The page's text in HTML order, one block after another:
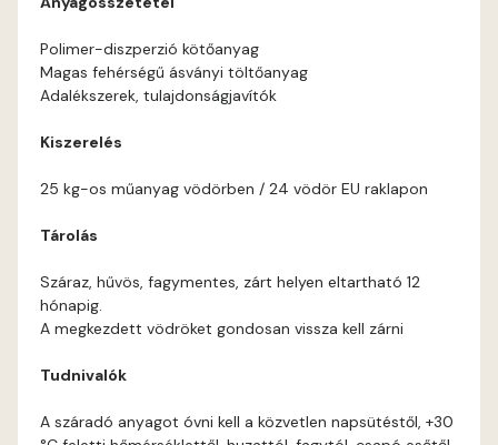
Date-brown E
Fern E
Grass-green E
Polimer-diszperzió kötőanyag
Magas fehérségű ásványi töltőanyag
Adalékszerek, tulajdonságjavítók
Kiszerelés
25 kg-os műanyag vödörben / 24 vödör EU raklapon
Tárolás
Száraz, hűvös, fagymentes, zárt helyen eltartható 12
hónapig.
A megkezdett vödröket gondosan vissza kell zárni
Tudnivalók
A száradó anyagot óvni kell a közvetlen napsütéstől, +30